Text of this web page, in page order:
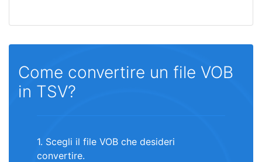
Come convertire un file VOB
in TSV?
1. Scegli il file VOB che desideri
convertire.